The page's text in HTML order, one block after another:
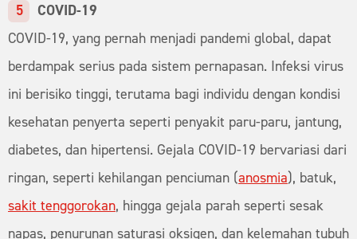
COVID-19
COVID-19, yang pernah menjadi pandemi global, dapat
berdampak serius pada sistem pernapasan. Infeksi virus
ini berisiko tinggi, terutama bagi individu dengan kondisi
kesehatan penyerta seperti penyakit paru-paru, jantung,
diabetes, dan hipertensi. Gejala COVID-19 bervariasi dari
ringan, seperti kehilangan penciuman (anosmia), batuk,
sakit tenggorokan, hingga gejala parah seperti sesak
napas, penurunan saturasi oksigen, dan kelemahan tubuh